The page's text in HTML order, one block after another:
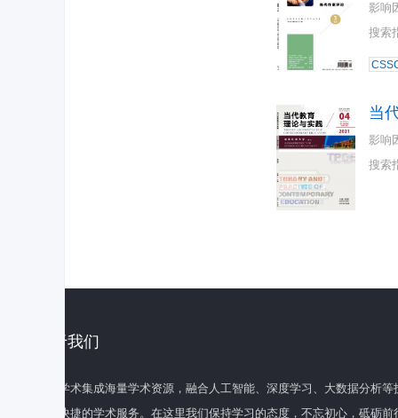
影响
搜索
当
影响
搜索
关于我们
百度学术集成海量学术资源，融合人工智能、深度学习、大数据分析
全面快捷的学术服务。在这里我们保持学习的态度，不忘初心，砥砺前